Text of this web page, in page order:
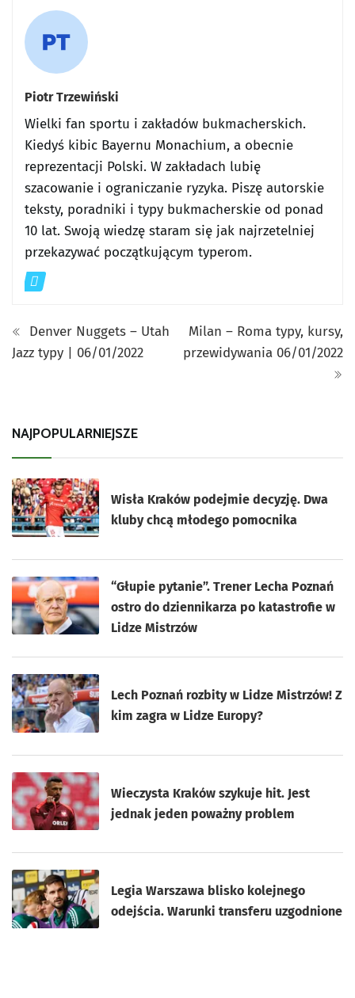
Piotr Trzewiński
Wielki fan sportu i zakładów bukmacherskich.
Kiedyś kibic Bayernu Monachium, a obecnie
reprezentacji Polski. W zakładach lubię
szacowanie i ograniczanie ryzyka. Piszę autorskie
teksty, poradniki i typy bukmacherskie od ponad
10 lat. Swoją wiedzę staram się jak najrzetelniej
przekazywać początkującym typerom.
Denver Nuggets – Utah
Jazz typy | 06/01/2022
Milan – Roma typy, kursy,
przewidywania 06/01/2022
NAJPOPULARNIEJSZE
Wisła Kraków podejmie decyzję. Dwa
kluby chcą młodego pomocnika
“Głupie pytanie”. Trener Lecha Poznań
ostro do dziennikarza po katastrofie w
Lidze Mistrzów
Lech Poznań rozbity w Lidze Mistrzów! Z
kim zagra w Lidze Europy?
Wieczysta Kraków szykuje hit. Jest
jednak jeden poważny problem
Legia Warszawa blisko kolejnego
odejścia. Warunki transferu uzgodnione